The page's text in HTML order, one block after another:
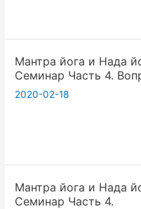
Мантра йога и Нада
Семинар Часть 4.
2020-02-18
Мантра йога и Нада
Семинар Часть 4.